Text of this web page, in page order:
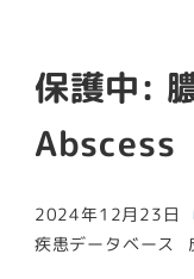
保護中:
Abscess
投稿日
2024年12月23日
カテゴリー
疾患データベース